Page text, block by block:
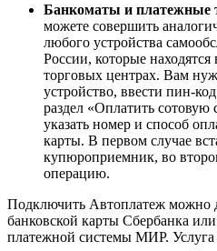
Банкоматы и платежные
можете совершить
любого устройства
России, которые находятся
торговых центрах. Вам
устройство, ввести пин-
раздел «Оплатить сотовую
указать номер и способ
карты. В первом случае
купюроприемник, во
операцию.
Подключить Автоплатеж можно
банковской карты Сбербанка
платежной системы МИР. Услуга